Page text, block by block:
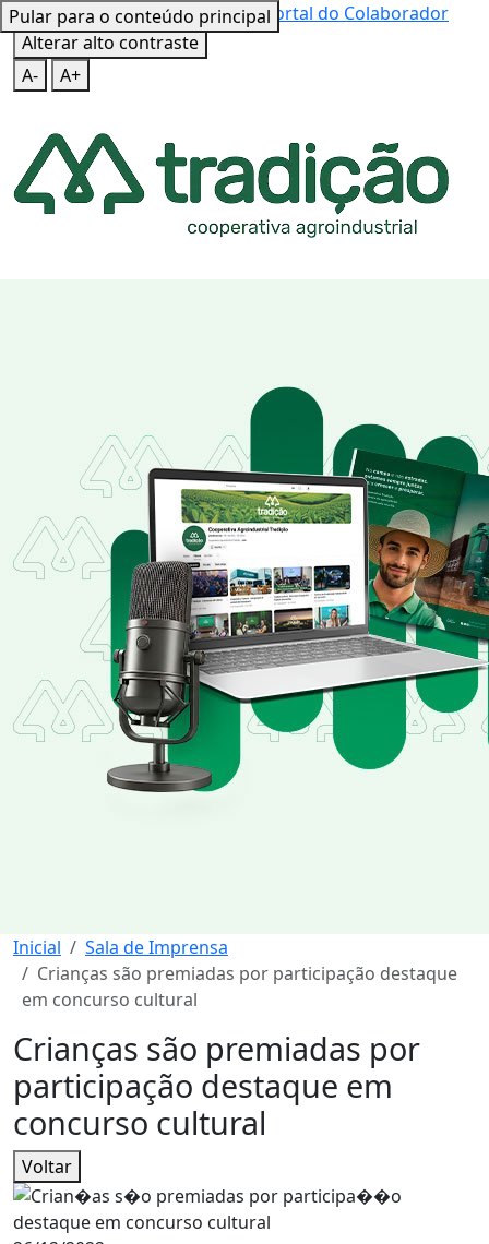
Pular para o conteúdo principal
Mapa do SiteTeclas de AtalhoPortal do Colaborador
Alterar alto contraste
A-
A+
Inicial
Sala de Imprensa
Crianças são premiadas por participação destaque
em concurso cultural
Crianças são premiadas por
participação destaque em
concurso cultural
Voltar